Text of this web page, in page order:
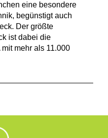
eine besondere
begünstigt auch
Der größte
ist dabei die
mehr als 11.000